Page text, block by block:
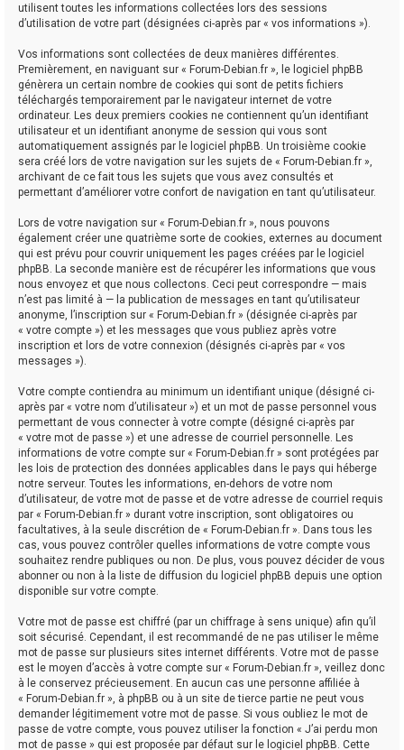
utilisent toutes les informations collectées lors des sessions
d’utilisation de votre part (désignées ci-après par « vos informations »).
Vos informations sont collectées de deux manières différentes.
Premièrement, en naviguant sur « Forum-Debian.fr », le logiciel phpBB
génèrera un certain nombre de cookies qui sont de petits fichiers
téléchargés temporairement par le navigateur internet de votre
ordinateur. Les deux premiers cookies ne contiennent qu’un identifiant
utilisateur et un identifiant anonyme de session qui vous sont
automatiquement assignés par le logiciel phpBB. Un troisième cookie
sera créé lors de votre navigation sur les sujets de « Forum-Debian.fr »,
archivant de ce fait tous les sujets que vous avez consultés et
permettant d’améliorer votre confort de navigation en tant qu’utilisateur.
Lors de votre navigation sur « Forum-Debian.fr », nous pouvons
également créer une quatrième sorte de cookies, externes au document
qui est prévu pour couvrir uniquement les pages créées par le logiciel
phpBB. La seconde manière est de récupérer les informations que vous
nous envoyez et que nous collectons. Ceci peut correspondre — mais
n’est pas limité à — la publication de messages en tant qu’utilisateur
anonyme, l’inscription sur « Forum-Debian.fr » (désignée ci-après par
« votre compte ») et les messages que vous publiez après votre
inscription et lors de votre connexion (désignés ci-après par « vos
messages »).
Votre compte contiendra au minimum un identifiant unique (désigné ci-
après par « votre nom d’utilisateur ») et un mot de passe personnel vous
permettant de vous connecter à votre compte (désigné ci-après par
« votre mot de passe ») et une adresse de courriel personnelle. Les
informations de votre compte sur « Forum-Debian.fr » sont protégées par
les lois de protection des données applicables dans le pays qui héberge
notre serveur. Toutes les informations, en-dehors de votre nom
d’utilisateur, de votre mot de passe et de votre adresse de courriel requis
par « Forum-Debian.fr » durant votre inscription, sont obligatoires ou
facultatives, à la seule discrétion de « Forum-Debian.fr ». Dans tous les
cas, vous pouvez contrôler quelles informations de votre compte vous
souhaitez rendre publiques ou non. De plus, vous pouvez décider de vous
abonner ou non à la liste de diffusion du logiciel phpBB depuis une option
disponible sur votre compte.
Votre mot de passe est chiffré (par un chiffrage à sens unique) afin qu’il
soit sécurisé. Cependant, il est recommandé de ne pas utiliser le même
mot de passe sur plusieurs sites internet différents. Votre mot de passe
est le moyen d’accès à votre compte sur « Forum-Debian.fr », veillez donc
à le conservez précieusement. En aucun cas une personne affiliée à
« Forum-Debian.fr », à phpBB ou à un site de tierce partie ne peut vous
demander légitimement votre mot de passe. Si vous oubliez le mot de
passe de votre compte, vous pouvez utiliser la fonction « J’ai perdu mon
mot de passe » qui est proposée par défaut sur le logiciel phpBB. Cette